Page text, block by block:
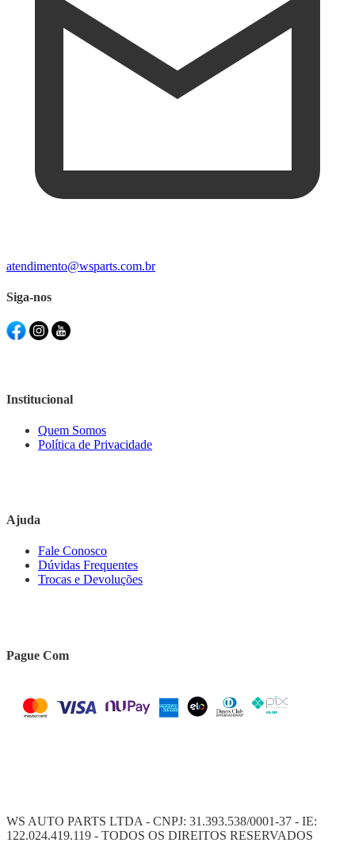
atendimento@wsparts.com.br
Siga-nos
Institucional
Quem Somos
Política de Privacidade
Ajuda
Fale Conosco
Dúvidas Frequentes
Trocas e Devoluções
Pague Com
WS AUTO PARTS LTDA - CNPJ: 31.393.538/0001-37 - IE:
122.024.419.119 - TODOS OS DIREITOS RESERVADOS